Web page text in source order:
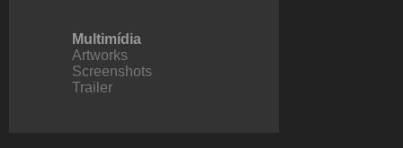
Multimídia
Artworks
Screenshots
Trailer